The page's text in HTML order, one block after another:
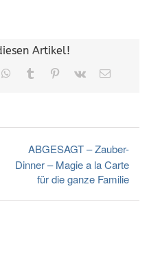
Artikel!
WhatsApp
Tumblr Pinterest
Vk
E-
ABGESAGT – Zauber-
Dinner – Magie a la Carte
für die ganze Familie